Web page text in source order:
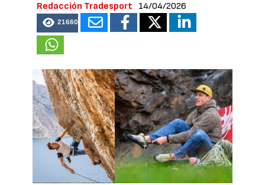
Redacción Tradesport 14/04/2026
21660